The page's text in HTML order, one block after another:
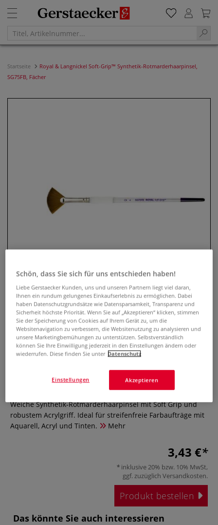
Startseite
Royal & Langnickel Soft-Grip™ Synthetik-Rotmarderhaarpinsel,
SG75FB, Fächer
Royal & Langnickel Soft-Grip™
Synthetik-Rotmarderhaarpinsel,
0 Bewertungen
Weiche Synthetik-Rotmarderhaarpinsel mit Soft Grip und
robustem Acrylgriff. Ideal für streifenfreie Farbaufträge mit
Aquarell, Acryl und Tinten.
Mehr
3,43 €
inklusive 20% bzw. 10% MwSt,
ggf. zuzüglich Versandkosten.
Produkt bestellen
Das könnte Sie auch interessieren
Schön, dass Sie sich für uns entschieden haben!
Liebe Gerstaecker Kunden, uns und unseren Partnern liegt viel daran,
Ihnen ein rundum gelungenes Einkaufserlebnis zu ermöglichen. Dabei
haben Datenschutzgrundsätze wie Datensparsamkeit, Transparenz und
Sicherheit höchste Priorität. Wenn Sie auf „Akzeptieren“ klicken, stimmen
Sie der Speicherung von Cookies auf Ihrem Gerät zu, um die
Websitenavigation zu verbessern, die Websitenutzung zu analysieren und
unsere Marketingbemühungen zu unterstützen. Selbstverständlich
können Sie Ihre Einwilligung jederzeit in den Einstellungen ändern oder
wiederrufen. Diese finden Sie unter Datenschutz
Akzeptieren
Einstellungen